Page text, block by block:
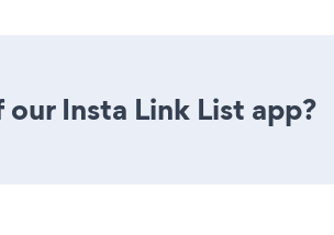
Insta Link List app?